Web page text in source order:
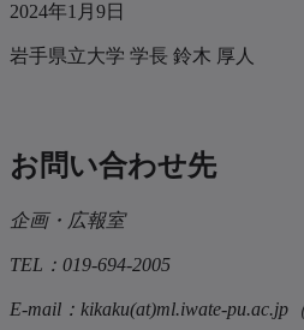
2024年1月9日
岩手県立大学 学長 鈴木 厚人
お問い合わせ先
企画・広報室
TEL：019-694-2005
E-mail：kikaku(at)ml.iwate-pu.ac.jp